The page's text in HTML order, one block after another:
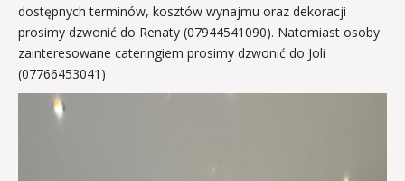
dostępnych terminów, kosztów wynajmu oraz dekoracji
prosimy dzwonić do Renaty (07944541090). Natomiast osoby
zainteresowane cateringiem prosimy dzwonić do Joli
(07766453041)